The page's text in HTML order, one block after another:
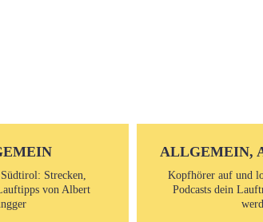
Strecken,
von Albert
ALLGEMEIN,
Kopfhörer auf und
Podcasts dein